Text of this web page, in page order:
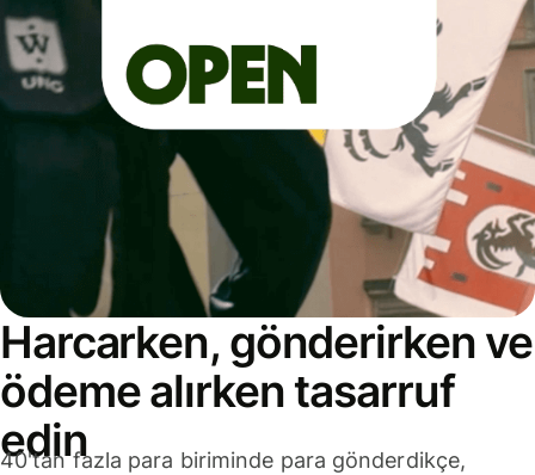
Harcarken, gönderirken ve
ödeme alırken tasarruf
edin
40'tan fazla para biriminde para gönderdikçe,